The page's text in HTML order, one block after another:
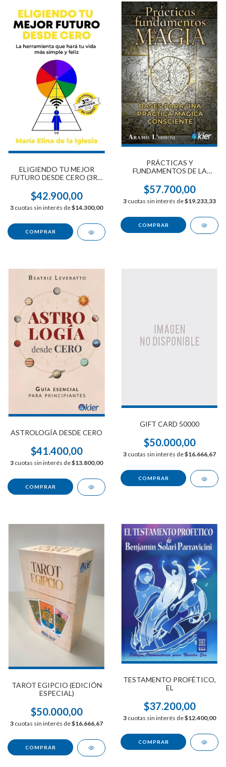
ELIGIENDO TU MEJOR
FUTURO DESDE CERO (3RA
$42.900,00
3 cuotas sin interés de$14.300,00
PRÁCTICAS Y
FUNDAMENTOS DE LA
$57.700,00
3 cuotas sin interés de$19.233,33
ASTROLOGÍA DESDE CERO
$41.400,00
3 cuotas sin interés de$13.800,00
GIFT CARD 50000
$50.000,00
3 cuotas sin interés de$16.666,67
TAROT EGIPCIO (EDICIÓN
ESPECIAL)
$50.000,00
3 cuotas sin interés de$16.666,67
TESTAMENTO PROFÉTICO,
EL
$37.200,00
3 cuotas sin interés de$12.400,00